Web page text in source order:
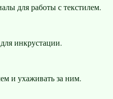
для работы с текстилем.
инкрустации.
и ухаживать за ним.